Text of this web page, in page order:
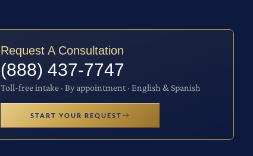
Request A Consultation
(888) 437-7747
Toll-free intake · By appointment · English & Spanish
START YOUR REQUEST